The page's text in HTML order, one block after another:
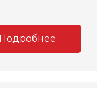
Подробнее